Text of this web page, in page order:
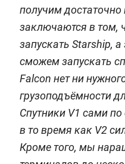
получим
заключаются в том,
запускать Starship,
сможем запускать
Falcon нет ни
грузоподъёмности
Спутники V1 сами
в то время как V2
Кроме того, мы